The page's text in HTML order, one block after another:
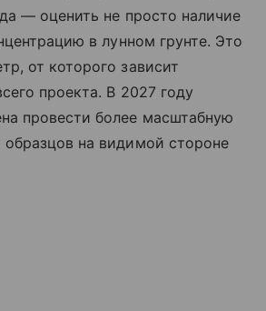
— оценить не просто наличие
в лунном грунте. Это
от которого зависит
проекта. В 2027 году
провести более масштабную
на видимой стороне